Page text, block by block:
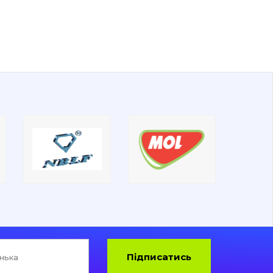
Підписатись